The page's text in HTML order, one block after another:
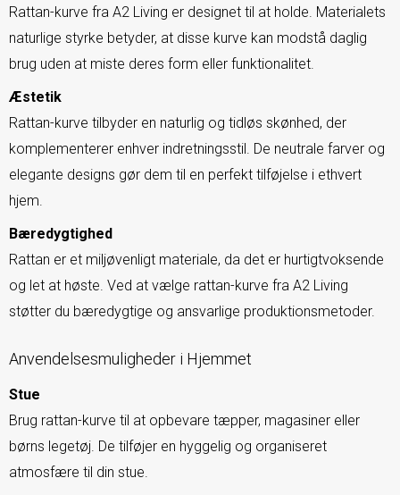
Rattan-kurve fra A2 Living er designet til at holde. Materialets
naturlige styrke betyder, at disse kurve kan modstå daglig
brug uden at miste deres form eller funktionalitet.
Æstetik
Rattan-kurve tilbyder en naturlig og tidløs skønhed, der
komplementerer enhver indretningsstil. De neutrale farver og
elegante designs gør dem til en perfekt tilføjelse i ethvert
hjem.
Bæredygtighed
Rattan er et miljøvenligt materiale, da det er hurtigtvoksende
og let at høste. Ved at vælge rattan-kurve fra A2 Living
støtter du bæredygtige og ansvarlige produktionsmetoder.
Anvendelsesmuligheder i Hjemmet
Stue
Brug rattan-kurve til at opbevare tæpper, magasiner eller
børns legetøj. De tilføjer en hyggelig og organiseret
atmosfære til din stue.